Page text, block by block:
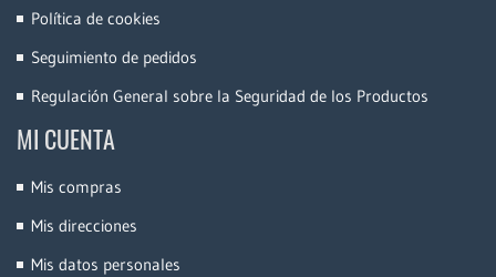
Política de cookies
Seguimiento de pedidos
Regulación General sobre la Seguridad de los Productos
MI CUENTA
Mis compras
Mis direcciones
Mis datos personales